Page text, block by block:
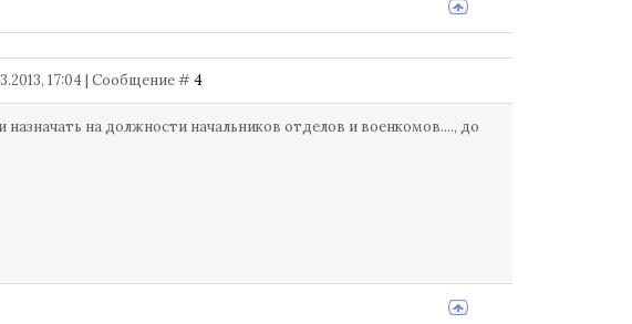
17:04 | Сообщение #4
на должности начальников отделов и военкомов...., до